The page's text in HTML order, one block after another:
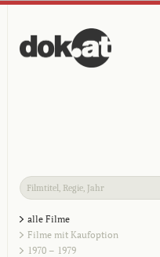
alle Filme
Filme mit Kaufoption
1970 – 1979